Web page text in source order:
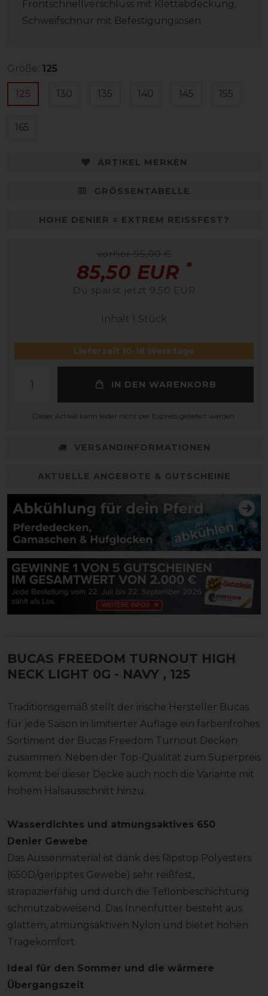
Frontschnellverschluss mit Klettabdeckung,
Schweifschnur mit Befestigungsösen.
Größe: 125
125 130 135 140 145 155
165
ARTIKEL MERKEN
GRÖSSENTABELLE
HOHE DENIER = EXTREM REISSFEST?
vorher 95,00 €
85,50 EUR *
Du sparst jetzt 9,50 EUR
Inhalt 1 Stück
Lieferzeit 10-18 Werktage
IN DEN WARENKORB
Dieser Artikel kann leider nicht per Express geliefert werden.
VERSANDINFORMATIONEN
AKTUELLE ANGEBOTE & GUTSCHEINE
BUCAS FREEDOM TURNOUT HIGH
NECK LIGHT 0G - NAVY , 125
Traditionsgemäß stellt der irische Hersteller Bucas
für jede Saison in limitierter Auflage ein farbenfrohes
Sortiment der Bucas Freedom Turnout Decken
zusammen. Neben der Top-Qualität zum Superpreis
kommt bei dieser Decke auch noch die Variante mit
hohem Halsausschnitt hinzu.
Wasserdichtes und atmungsaktives 650
Denier Gewebe
Das Aussenmaterial ist dank des Ripstop Polyesters
(650D/geripptes Gewebe) sehr reißfest,
strapazierfähig und durch die Teflonbeschichtung
schmutzabweisend. Das Innenfutter besteht aus
glattem, atmungsaktiven Nylon und bietet hohen
Tragekomfort.
Ideal für den Sommer und die wärmere
Übergangszeit